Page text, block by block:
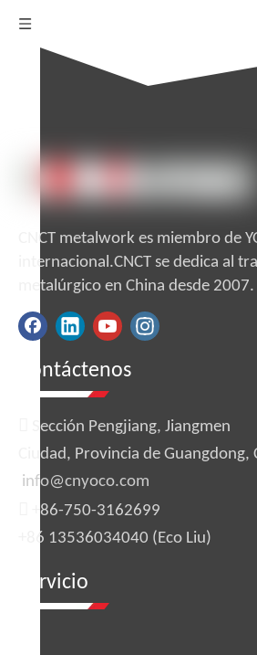
CNCT metalwork es miembro de
internacional.CNCT se dedica al
metalúrgico en China desde 2007.
Contáctenos
Sección Pengjiang, Jiangmen
Ciudad, Provincia de Guangdong,
info@cnyoco.com
+86-750-3162699
+86 13536034040 (Eco Liu)
Servicio